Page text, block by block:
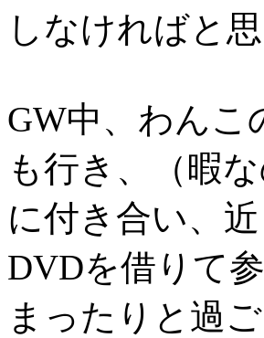
しなければと
GW中、わんこ
も行き、（暇
に付き合い、
DVDを借りて
まったりと過